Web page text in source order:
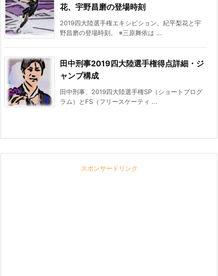
花、宇野昌磨の登場時刻
2019四大陸選手権エキシビション。紀平梨花と宇
野昌磨の登場時刻。 ※三原舞依は ...
田中刑事2019四大陸選手権得点詳細・ジ
ャンプ構成
田中刑事、2019四大陸選手権SP（ショートプログ
ラム）とFS（フリースケーティ ...
スポンサードリンク